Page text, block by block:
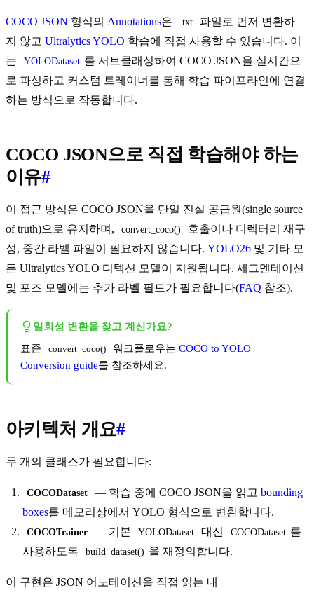
COCO JSON 형식의 Annotations은 .txt
파일로 먼저 변환하
지 않고 Ultralytics YOLO 학습에 직접 사용할 수 있습니다. 이
는
YOLODataset 를 서브클래싱하여 COCO JSON을 실시간으
로 파싱하고 커스텀 트레이너를 통해 학습 파이프라인에 연결
하는 방식으로 작동합니다.
COCO JSON으로 직접 학습해야 하는
이유#
이 접근 방식은 COCO JSON을 단일 진실 공급원(single source
of truth)으로 유지하며,
convert_coco()
호출이나 디렉터리 재구
성, 중간 라벨 파일이 필요하지 않습니다. YOLO26 및 기타 모
든 Ultralytics YOLO 디텍션 모델이 지원됩니다. 세그멘테이션
및 포즈 모델에는 추가 라벨 필드가 필요합니다(FAQ 참조).
일회성 변환을 찾고 계신가요?
표준
convert_coco() 워크플로우는 COCO to YOLO
Conversion guide를 참조하세요.
아키텍처 개요#
두 개의 클래스가 필요합니다:
COCODataset — 학습 중에 COCO JSON을 읽고 bounding
boxes를 메모리상에서 YOLO 형식으로 변환합니다.
COCOTrainer — 기본 YOLODataset 대신 COCODataset 를
사용하도록
build_dataset() 을 재정의합니다.
이 구현은 JSON 어노테이션을 직접 읽는 내